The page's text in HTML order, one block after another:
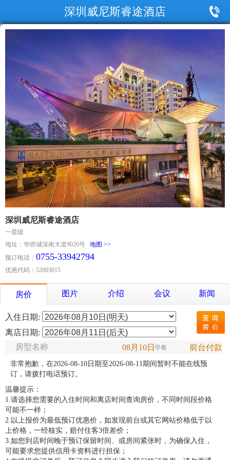
深圳威尼斯睿途酒店
深圳威尼斯睿途酒店
一星级
地址：华侨城深南大道9026号 地图 >>
预订电话： 0755-33942794
优惠代码：52003015
房价 图片 介绍 会议 新闻
入住日期:
离店日期:
08月10日早餐 前台付款
房型名称
非常抱歉，在2026-08-10日期至2026-08-11期间暂时不能在线预
订，请拨打电话预订。
温馨提示：
1.请选择您需要的入住时间和离店时间查询房价，不同时间段价格
可能不一样；
2.以上报价为最低预订优惠价，如发现前台或其它网站价格低于以
上价格，一经核实，赔付住客3倍差价；
3.如您到店时间晚于预订保留时间、或房间紧张时，为确保入住，
可能要求您提供信用卡资料进行担保；